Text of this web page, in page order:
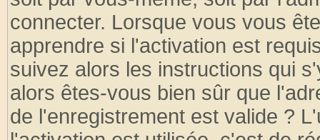
connecter. Lorsque vous vous
apprendre si l'activation est
suivez alors les instructions qui
alors êtes-vous bien sûr que
de l'enregistrement est valide ?